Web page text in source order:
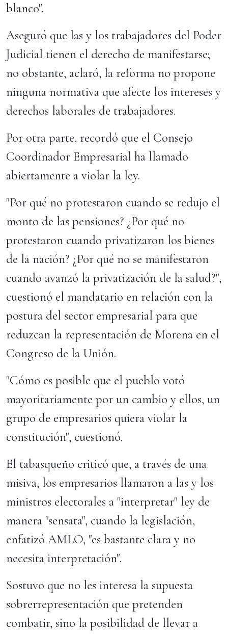
blanco".
Aseguró que las y los trabajadores del Poder
Judicial tienen el derecho de manifestarse;
no obstante, aclaró, la reforma no propone
ninguna normativa que afecte los intereses y
derechos laborales de trabajadores.
Por otra parte, recordó que el Consejo
Coordinador Empresarial ha llamado
abiertamente a violar la ley.
"Por qué no protestaron cuando se redujo el
monto de las pensiones? ¿Por qué no
protestaron cuando privatizaron los bienes
de la nación? ¿Por qué no se manifestaron
cuando avanzó la privatización de la salud?",
cuestionó el mandatario en relación con la
postura del sector empresarial para que
reduzcan la representación de Morena en el
Congreso de la Unión.
"Cómo es posible que el pueblo votó
mayoritariamente por un cambio y ellos, un
grupo de empresarios quiera violar la
constitución", cuestionó.
El tabasqueño criticó que, a través de una
misiva, los empresarios llamaron a las y los
ministros electorales a "interpretar" ley de
manera "sensata", cuando la legislación,
enfatizó AMLO, "es bastante clara y no
necesita interpretación".
Sostuvo que no les interesa la supuesta
sobrerrepresentación que pretenden
combatir, sino la posibilidad de llevar a